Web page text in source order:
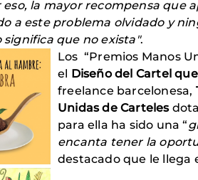
eso, la mayor recompensa que
a este problema olvidado y
significa que no exista".
Los “Premios Manos
el Diseño del Cartel
freelance barcelonesa,
Unidas de Carteles
para ella ha sido una “
encanta tener la
destacado que le